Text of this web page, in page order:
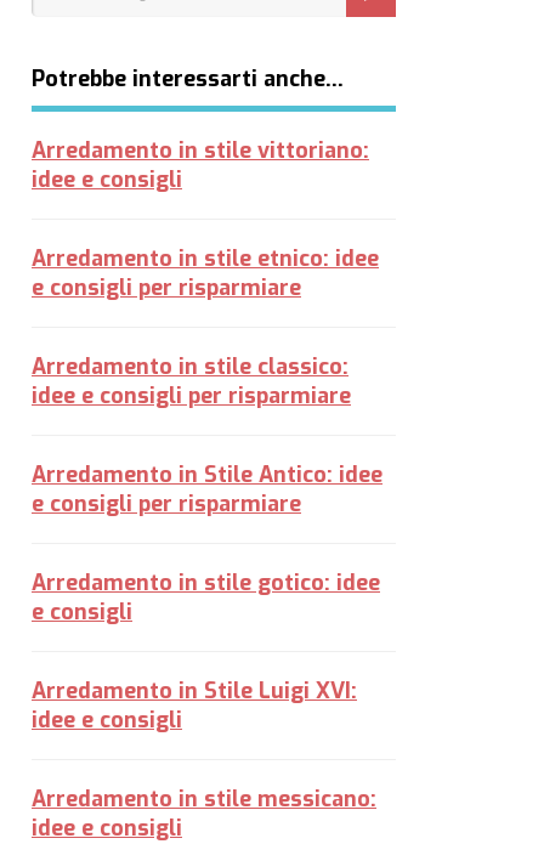
Potrebbe interessarti anche…
Arredamento in stile vittoriano:
idee e consigli
Arredamento in stile etnico: idee
e consigli per risparmiare
Arredamento in stile classico:
idee e consigli per risparmiare
Arredamento in Stile Antico: idee
e consigli per risparmiare
Arredamento in stile gotico: idee
e consigli
Arredamento in Stile Luigi XVI:
idee e consigli
Arredamento in stile messicano:
idee e consigli